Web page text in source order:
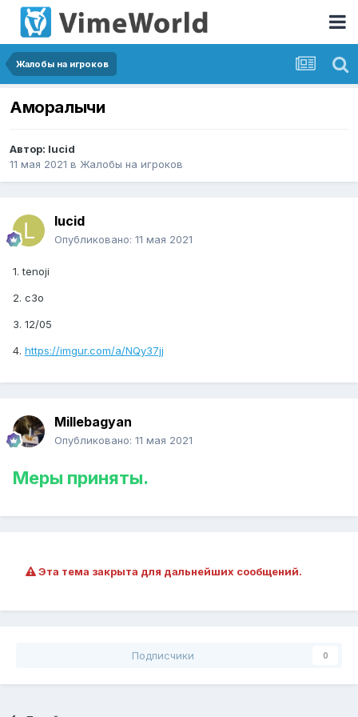
Жалобы на игроков
Аморалычи
Автор: lucid
11 мая 2021 в Жалобы на игроков
lucid
Опубликовано: 11 мая 2021
1. tenoji
2. c3o
3. 12/05
4. https://imgur.com/a/NQy37jj
Millebagyan
Опубликовано: 11 мая 2021
Меры приняты.
Эта тема закрыта для дальнейших сообщений.
Подписчики 0